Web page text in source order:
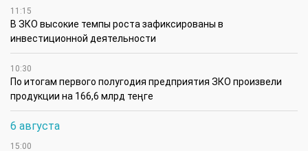
11:15
В ЗКО высокие темпы роста зафиксированы в
инвестиционной деятельности
10:30
По итогам первого полугодия предприятия ЗКО произвели
продукции на 166,6 млрд теңге
6 августа
15:00